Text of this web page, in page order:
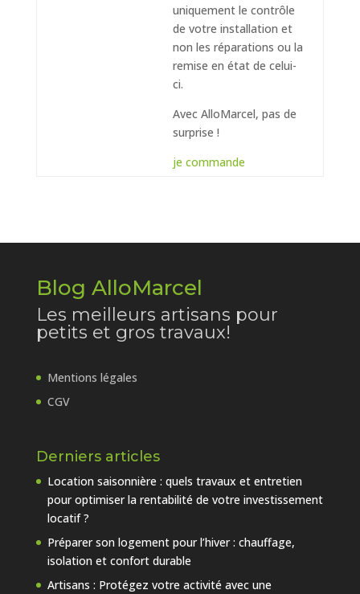
uniquement le contrôle
de votre installation et
non les réparations ou la
remise en état de celui-
ci.
Avec AlloMarcel, pas de
surprise !
je commande
Blog AlloMarcel
Les meilleurs artisans pour
petits et gros travaux!
Mentions légales
CGV
Derniers articles
Location saisonnière : quels travaux et entretien
pour optimiser la rentabilité de votre investissement
locatif ?
Préparer son logement pour l’hiver : chauffage,
isolation et confort durable
Artisans : Protégez votre activité avec une